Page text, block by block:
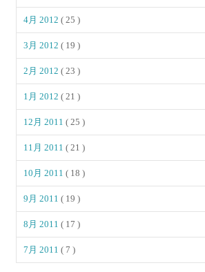
4月 2012( 25 )
3月 2012( 19 )
2月 2012( 23 )
1月 2012( 21 )
12月 2011( 25 )
11月 2011( 21 )
10月 2011( 18 )
9月 2011( 19 )
8月 2011( 17 )
7月 2011( 7 )